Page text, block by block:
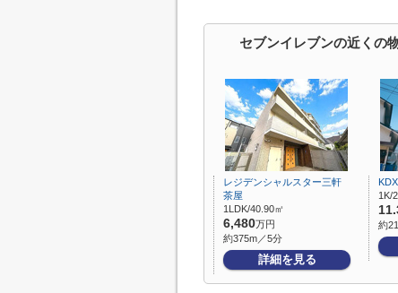
セブンイレブンの近くの
レジデンシャルスター三軒
茶屋
1LDK/40.90㎡
6,480万円
約375m／5分
詳細を見る
1K/
約